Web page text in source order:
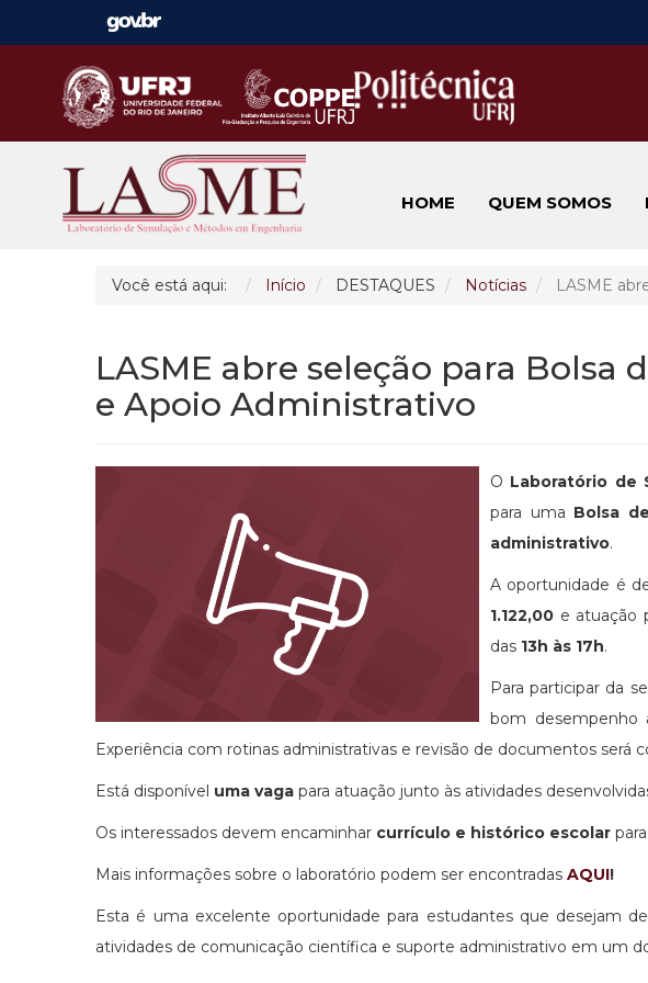
HOME QUEM SOMOS
Você está aqui: Início DESTAQUES Notícias LASME
LASME abre seleção para Bolsa
e Apoio Administrativo
O Laboratório de
para uma Bolsa
administrativo.
A oportunidade é
1.122,00 e atuação
das 13h às 17h.
Para participar da
bom desempenho
Experiência com rotinas administrativas e revisão de documentos será
Está disponível uma vaga para atuação junto às atividades
Os interessados devem encaminhar currículo e histórico escolar
Mais informações sobre o laboratório podem ser encontradas AQUI!
Esta é uma excelente oportunidade para estudantes que desejam
atividades de comunicação científica e suporte administrativo em um